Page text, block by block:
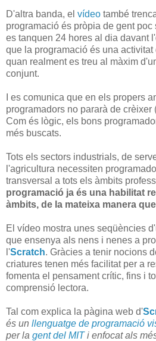
D'altra banda, el vídeo també
programació és pròpia de gent
es tanquen 24 hores al dia davant
que la programació és una
quan realment es treu al màxim
conjunt.
I es comunica que en els propers
programadors no pararà de crèixer
Com és lògic, els bons
més buscats.
Tots els sectors industrials, de
l'agricultura necessiten
transversal a tots els àmbits
programació ja és una habilitat
àmbits, de la mateixa manera
El vídeo mostra unes seqüències
que ensenya als nens i nenes a
l'Scratch. Gràcies a tenir nocions
criatures tenen més facilitat per a
fomenta el pensament crític, fins i
comprensió lectora.
Tal com explica la pàgina web d'
és un llenguatge de programació
per la gent del MITi enfocat als